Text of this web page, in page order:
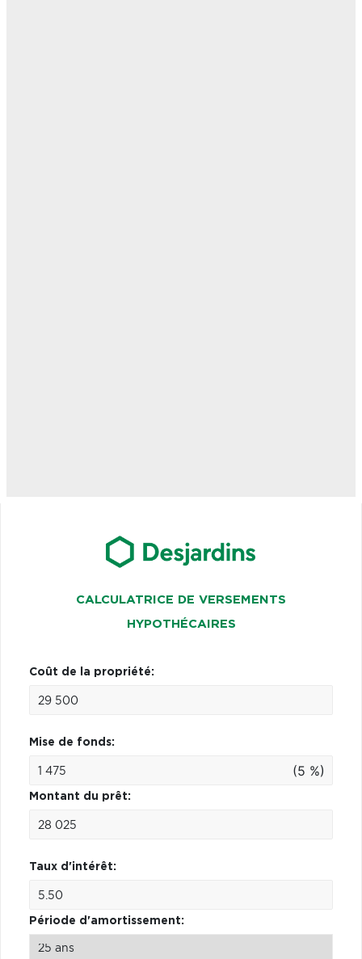
CALCULATRICE DE VERSEMENTS
HYPOTHÉCAIRES
Coût de la propriété:
Mise de fonds:
(5 %)
Montant du prêt:
Taux d'intérêt:
Période d'amortissement: